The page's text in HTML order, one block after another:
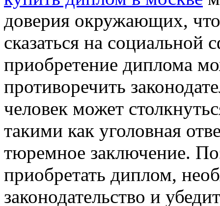
доверия окружающих,
сказаться на
приобретение диплома
противоречить
человек может
такими как уголовная
тюремное заключение.
приобретать диплом,
законодательство и